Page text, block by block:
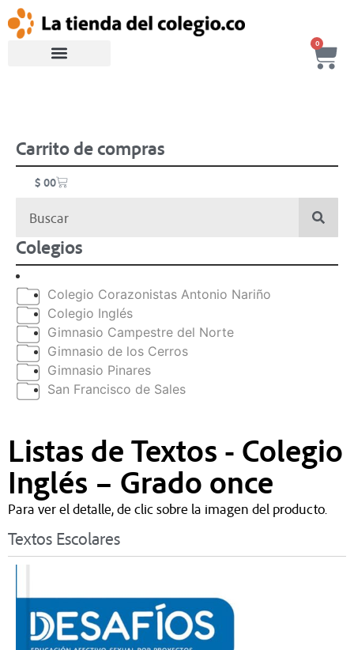
0
Carrito de compras
$ 00
Colegios
Colegio Corazonistas Antonio Nariño
Colegio Inglés
Gimnasio Campestre del Norte
Gimnasio de los Cerros
Gimnasio Pinares
San Francisco de Sales
Listas de Textos - Colegio
Inglés – Grado once
Para ver el detalle, de clic sobre la imagen del producto.
Textos Escolares